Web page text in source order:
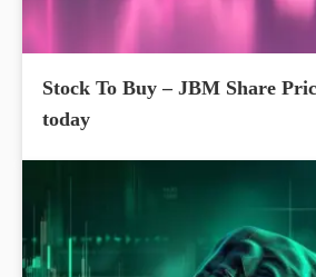
Stock To Buy – JBM Share
today